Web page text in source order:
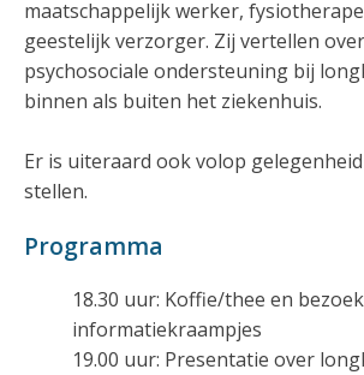
maatschappelijk werker,
geestelijk verzorger. Zij vertellen
psychosociale ondersteuning bij
binnen als buiten het ziekenhuis.
Er is uiteraard ook volop
stellen.
Programma
18.30 uur: Koffie/thee en
informatiekraampjes
19.00 uur: Presentatie over